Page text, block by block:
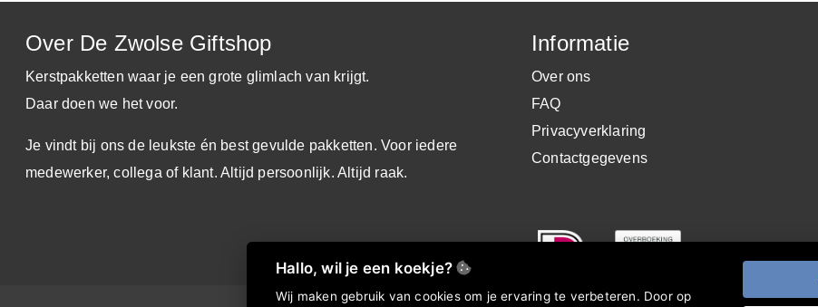
Over De Zwolse Giftshop
Kerstpakketten waar je een grote glimlach van krijgt.
Daar doen we het voor.
Je vindt bij ons de leukste én best gevulde pakketten. Voor iedere
medewerker, collega of klant. Altijd persoonlijk. Altijd raak.
Informatie
Over ons
FAQ
Privacyverklaring
Contactgegevens
Hallo, wil je een koekje?
Wij maken gebruik van cookies om je ervaring te verbeteren. Door op